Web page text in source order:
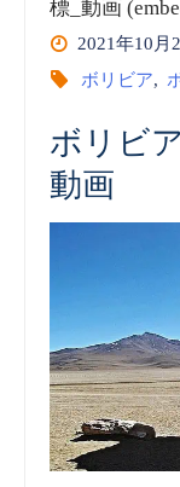
的
家
務
庁
標_動画
2021年10月
ボリビア,
ボリビ
動画